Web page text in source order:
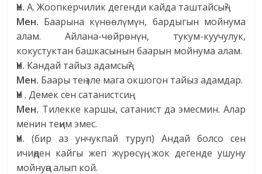
Үн. А. Жоопкерчилик дегенди кайда таштайсың?
Мен. Баарына күнөөлүмүн, бардыгын мойнума
алам. Айлана-чөйрөнүн, тукум-куучулук,
кокустуктан башкасынын баарын мойнума алам.
Үн. Кандай тайыз адамсың?
Мен. Баары тең эле мага окшогон тайыз адамдар.
Үн. Демек сен сатанистсиң.
Мен. Тилекке каршы, сатанист да эмесмин. Алар
менин теңим эмес.
Үн.(бир аз унчукпай туруп) Андай болсо сен
ичиңден кайгы жеп жүрөсүң, жок дегенде ушуну
мойнуңа алып кой.